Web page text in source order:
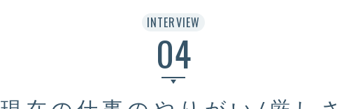
INTERVIEW
04